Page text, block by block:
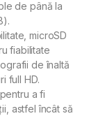
de până la
microSD
fiabilitate
de înaltă
full HD.
a fi
astfel încât să